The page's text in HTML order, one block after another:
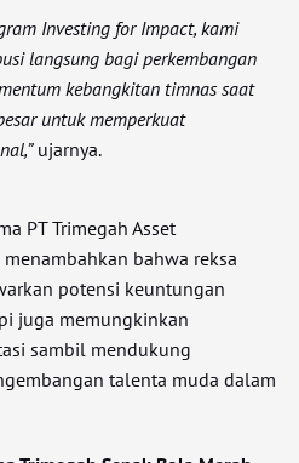
Investing for Impact, kami
langsung bagi perkembangan
kebangkitan timnas saat
untuk memperkuat
ujarnya.
PT Trimegah Asset
bahwa reksa
potensi keuntungan
juga memungkinkan
sambil mendukung
talenta muda dalam